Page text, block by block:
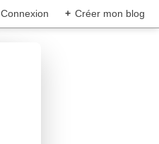
Connexion + Créer mon blog